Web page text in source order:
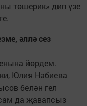
төшерик» дип үзе
әллә сез
йөрдем.
Юлия Нәбиева
белән гел
да җавапсыз